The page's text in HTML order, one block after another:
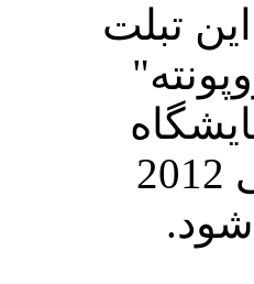
تبلت
الکترونیکهای مصرفی 2012